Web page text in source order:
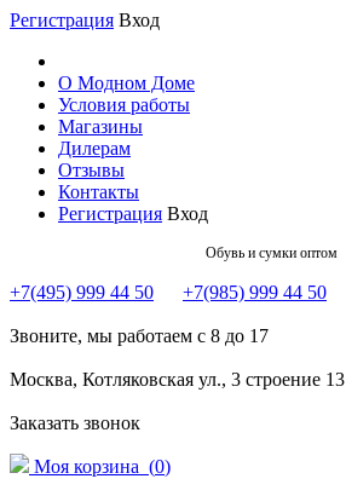
Регистрация Вход
О Модном Доме
Условия работы
Магазины
Дилерам
Отзывы
Контакты
Регистрация Вход
Обувь и сумки оптом
+7(495) 999 44 50 +7(985) 999 44 50
Звоните, мы работаем с 8 до 17
Москва, Котляковская ул., 3 строение 13
Заказать звонок
Моя корзина (0)